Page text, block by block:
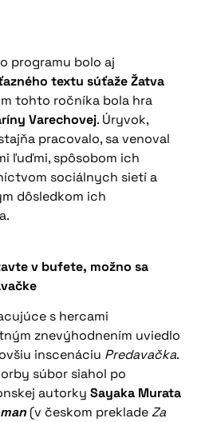
programu bolo aj
textu súťaže Žatva
tohto ročníka bola hra
Varechovej. Úryvok,
pracovalo, sa venoval
ľuďmi, spôsobom ich
sociálnych sietí a
dôsledkom ich
v bufete, možno sa
s hercami
znevýhodnením uviedlo
inscenáciu Predavačka.
súbor siahol po
autorkySayaka Murata
(v českom preklade Za